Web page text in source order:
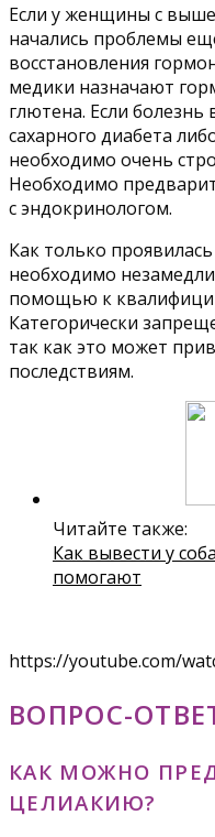
Если у женщины с
начались проблемы
восстановления
медики назначают
глютена. Если болезнь
сахарного диабета
необходимо очень
Необходимо
с эндокринологом.
Как только
необходимо
помощью к
Категорически
так как это может
последствиям.
Читайте также:
Как вывести у
помогают
https://youtube.com/
ВОПРОС-
КАК МОЖНО
ЦЕЛИАКИЮ?